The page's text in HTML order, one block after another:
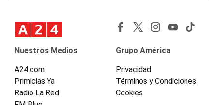
Nuestros Medios
A24.com
Primicias Ya
Radio La Red
Grupo América
Privacidad
Términos y Condiciones
Cookies